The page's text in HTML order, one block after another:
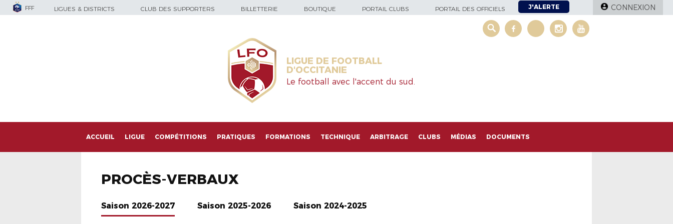
FFF LIGUES & DISTRICTS CLUB DES SUPPORTERS BILLETTERIE BOUTIQUE PORTAIL CLUBS PORTAIL DES OFFICIELS J'ALERTE CONNEXION
LIGUE DE FOOTBALL
D'OCCITANIE
Le football avec l'accent du sud.
ACCUEIL LIGUE COMPÉTITIONS PRATIQUES FORMATIONS TECHNIQUE ARBITRAGE CLUBS MÉDIAS DOCUMENTS
PROCÈS-VERBAUX
Saison 2026-2027 Saison 2025-2026 Saison 2024-2025